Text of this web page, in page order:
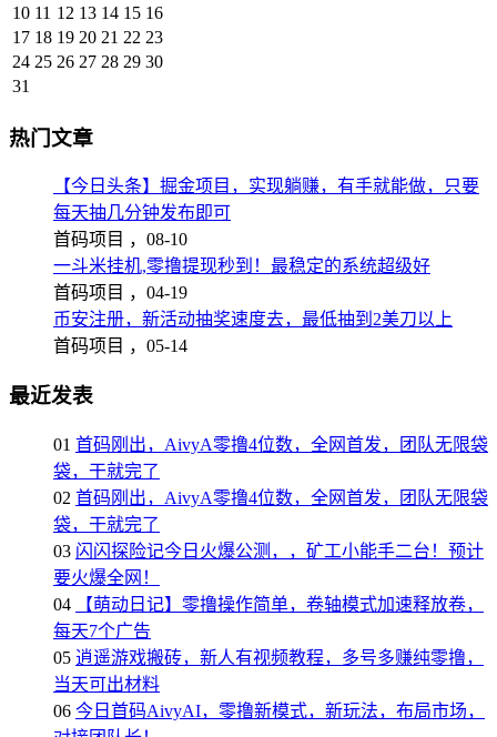
10 11 12 13 14 15 16
17 18 19 20 21 22 23
24 25 26 27 28 29 30
31
热门文章
【今日头条】掘金项目，实现躺赚，有手就能做，只要
每天抽几分钟发布即可
首码项目 ， 08-10
一斗米挂机,零撸提现秒到！最稳定的系统超级好
首码项目 ， 04-19
币安注册，新活动抽奖速度去，最低抽到2美刀以上
首码项目 ， 05-14
最近发表
01 首码刚出，AivyA零撸4位数，全网首发，团队无限袋
袋，干就完了
02 首码刚出，AivyA零撸4位数，全网首发，团队无限袋
袋，干就完了
03 闪闪探险记今日火爆公测，，矿工小能手二台！预计
要火爆全网！
04
【萌动日记】零撸操作简单，卷轴模式加速释放卷，
每天7个广告
05 逍遥游戏搬砖，新人有视频教程，多号多赚纯零撸，
当天可出材料
06 今日首码AivyAI，零撸新模式，新玩法，布局市场，